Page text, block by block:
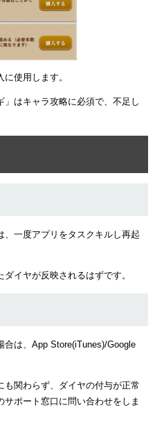
使用します。
」はキャラ攻略に必須で、不足し
一度アプリをタスクキルし再起
イヤが反映されるはずです。
合は、App Store(iTunes)/Google
関わらず、ダイヤの付与が正常
ポート窓口に問い合わせをしま